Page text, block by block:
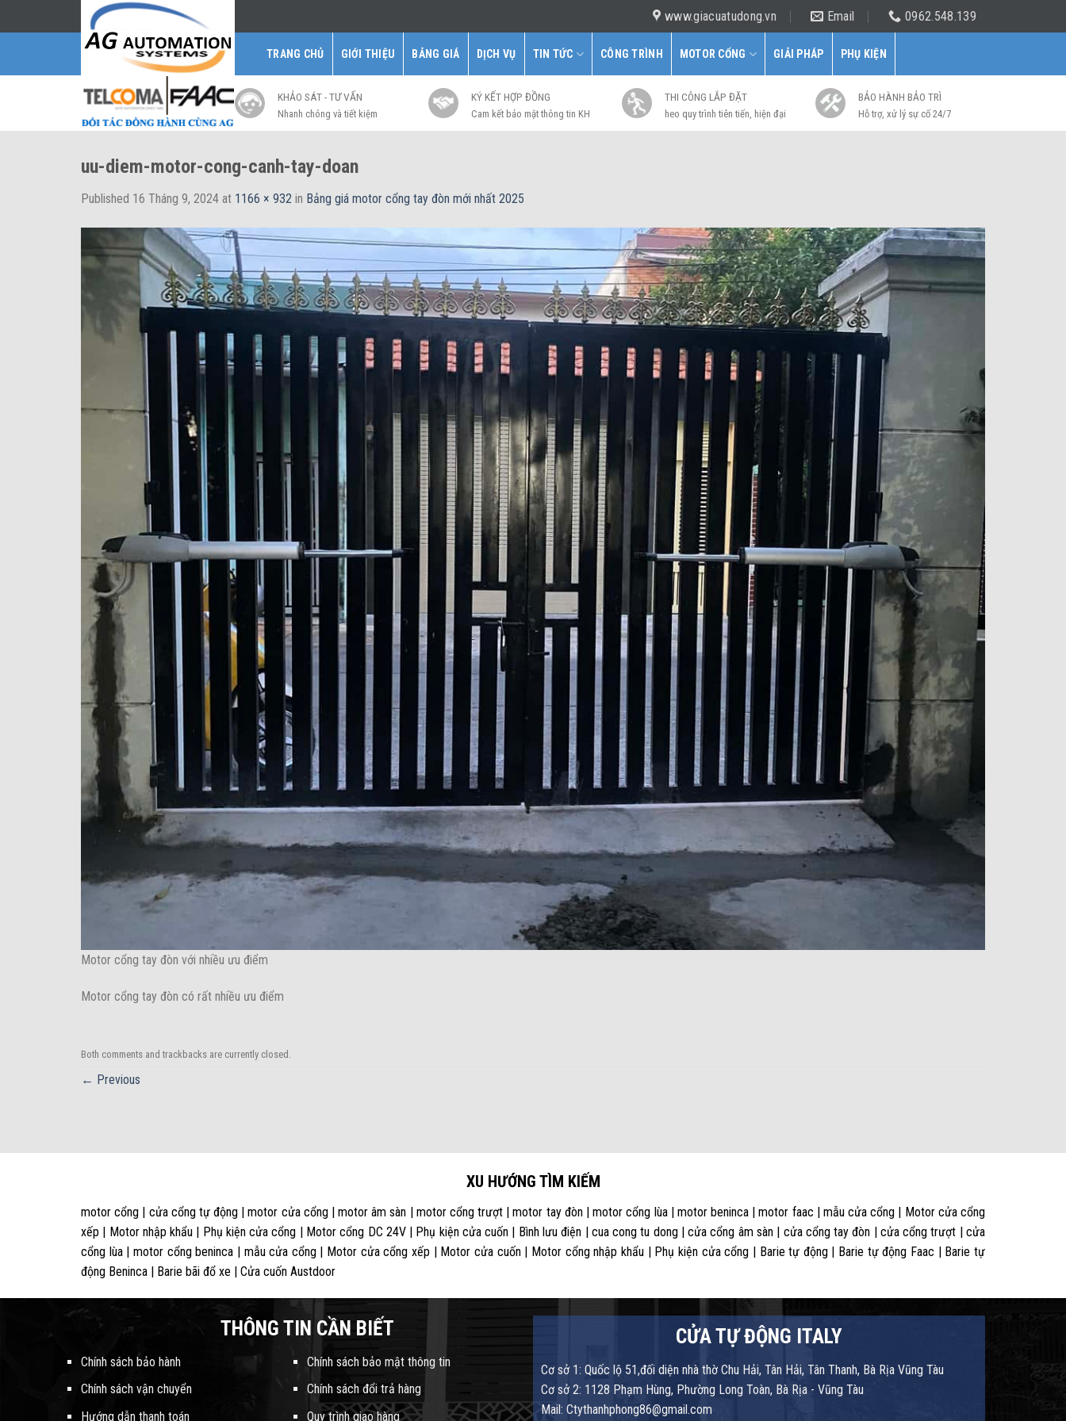
to
www.giacuatudong.vn Email 0962.548.139
TRANG CHỦ GIỚI THIỆU BẢNG GIÁ DỊCH VỤ TIN TỨC CÔNG TRÌNH MOTOR CỔNG GIẢI PHÁP PHỤ KIỆN
KHẢO SÁT - TƯ VẤN
Nhanh chóng và tiết kiệm
KÝ KẾT HỢP ĐỒNG
Cam kết bảo mật thông tin KH
THI CÔNG LẮP ĐẶT
heo quy trình tiên tiến, hiện đại
BẢO HÀNH BẢO TRÌ
Hỗ trợ, xử lý sự cố 24/7
uu-diem-motor-cong-canh-tay-doan
Published 16 Tháng 9, 2024 at 1166 × 932 in Bảng giá motor cổng tay đòn mới nhất 2025
Motor cổng tay đòn với nhiều ưu điểm
Motor cổng tay đòn có rất nhiều ưu điểm
Both comments and trackbacks are currently closed.
← Previous
XU HƯỚNG TÌM KIẾM
motor cổng | cửa cổng tự động | motor cửa cổng | motor âm sàn | motor cổng trượt | motor tay đòn | motor cổng lùa | motor beninca | motor faac | mẫu cửa cổng | Motor cửa cổng
xếp | Motor nhập khẩu | Phụ kiện cửa cổng | Motor cổng DC 24V | Phụ kiện cửa cuốn | Bình lưu điện | cua cong tu dong | cửa cổng âm sàn | cửa cổng tay đòn | cửa cổng trượt | cửa
cổng lùa | motor cổng beninca | mẫu cửa cổng | Motor cửa cổng xếp | Motor cửa cuốn | Motor cổng nhập khẩu | Phụ kiện cửa cổng | Barie tự động | Barie tự động Faac | Barie tự
động Beninca | Barie bãi đổ xe | Cửa cuốn Austdoor
THÔNG TIN CẦN BIẾT
Chính sách bảo hành
Chính sách vận chuyển
Hướng dẫn thanh toán
Chính sách bảo mật thông tin
Chính sách đổi trả hàng
Quy trình giao hàng
CỬA TỰ ĐỘNG ITALY
Cơ sở 1: Quốc lộ 51,đối diện nhà thờ Chu Hải, Tân Hải, Tân Thanh, Bà Rịa Vũng Tàu
Cơ sở 2: 1128 Phạm Hùng, Phường Long Toàn, Bà Rịa - Vũng Tàu
Mail: Ctythanhphong86@gmail.com